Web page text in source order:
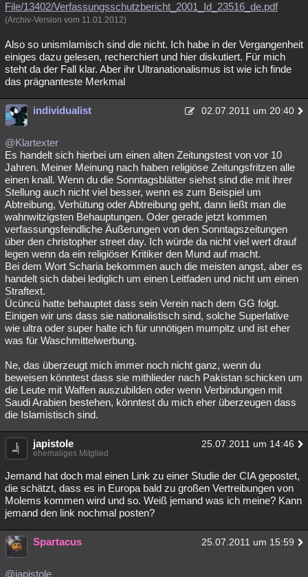
File/13402/Verfassungsschutzbericht_2001_Id_23516_de.pdf
(Archiv-Version vom 11.01.2012)
Also so unismlamisch sind die nicht. Ich habe in der Vergangenheit
einiges dazu gelesen, recherchiert und hier diskutiert. Für mich
steht da der Fall klar. Aber ihr Ultranationalismus ist wie ich finde
das prägnanteste Merkmal
individualist 02.07.2011 um 20:40
@Klartexter
Es handelt sich hierbei um einen alten Zeitungstest von vor 10
Jahren. Meiner Meinung nach haben religiöse Zeitungsfritzen alle
einen knall. Wenn du die Sonntagsblätter siehst sind die mit ihrer
Stellung auch nicht viel besser, wenn es zum Beispiel um
Abtreibung, Verhütung oder Abtreibung geht, dann ließt man die
wahnwitzigsten Behauptungen. Oder gerade jetzt kommen
verfassungsfeindliche Äußerungen von den Sonntagszeitungen
über den christopher street day. Ich würde da nicht viel wert drauf
legen wenn da ein religiöser Kritiker den Mund auf macht.
Bei dem Wort Scharia bekommen auch die meisten angst, aber es
handelt sich dabei lediglich um einen Leitfaden und nicht um einen
Straftext.
Ücüncü hatte behauptet dass sein Verein nach dem GG folgt.
Einigen wir uns dass sie nationalistisch sind, solche Superlative
wie ultra oder super halte ich für unnötigen mumpitz und ist eher
was für Waschmittelwerbung.
Ne, das überzeugt mich immer noch nicht ganz, wenn du
beweisen könntest dass sie mithlieder nach Pakistan schicken um
die Leute mit Waffen auszubilden oder wenn Verbindungen mit
Saudi Arabien bestehen, könntest du mich eher überzeugen dass
die Islamistisch sind.
japistole 25.07.2011 um 14:46
ehemaliges Mitglied
Jemand hat doch mal einen Link zu einer Studie der CIA gepostet,
die schätzt, dass es in Europa bald zu großen Vertreibungen von
Molems kommen wird und so. Weiß jemand was ich meine? Kann
jemand den link nochmal posten?
Spartacus 25.07.2011 um 15:59
@japistole